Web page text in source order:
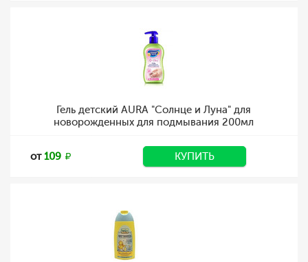
Гель детский AURA "Солнце и Луна" для
новорожденных для подмывания 200мл
от109 КУПИТЬ